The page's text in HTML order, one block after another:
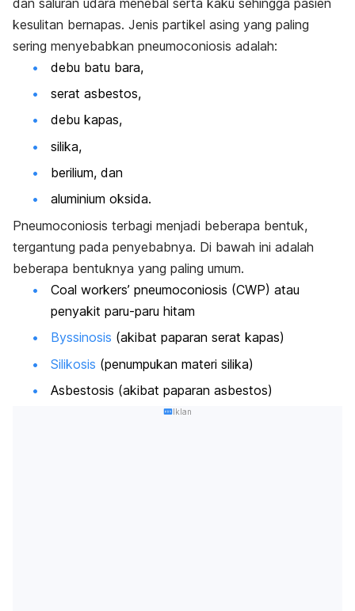
kesulitan bernapas. Jenis partikel asing yang paling
sering menyebabkan pneumoconiosis adalah:
debu batu bara,
serat asbestos,
debu kapas,
silika,
berilium, dan
aluminium oksida.
Pneumoconiosis terbagi menjadi beberapa bentuk,
tergantung pada penyebabnya. Di bawah ini adalah
beberapa bentuknya yang paling umum.
Coal workers’ pneumoconiosis (CWP) atau
penyakit paru-paru hitam
Byssinosis (akibat paparan serat kapas)
Silikosis (penumpukan materi silika)
Asbestosis (akibat paparan asbestos)
Iklan